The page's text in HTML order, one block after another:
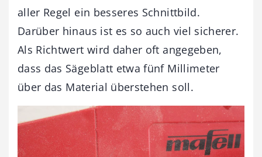
aller Regel ein besseres Schnittbild.
Darüber hinaus ist es so auch viel sicherer.
Als Richtwert wird daher oft angegeben,
dass das Sägeblatt etwa fünf Millimeter
über das Material überstehen soll.